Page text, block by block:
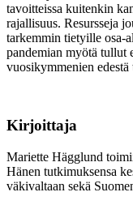
tavoitteissa kuitenkin
rajallisuus. Resursseja
tarkemmin tietyille osa-
pandemian myötä tullut
vuosikymmenien edestä
Kirjoittaja
Mariette Hägglund
Hänen tutkimuksensa
väkivaltaan sekä